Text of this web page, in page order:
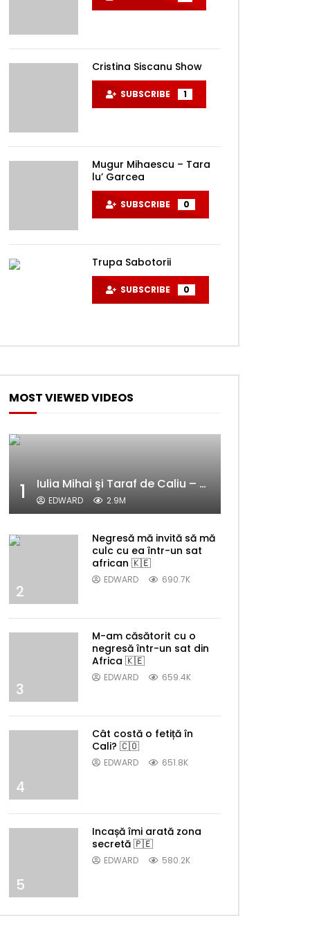
Cristina Siscanu Show
SUBSCRIBE 1
Mugur Mihaescu – Tara
lu’ Garcea
SUBSCRIBE 0
Trupa Sabotorii
SUBSCRIBE 0
MOST VIEWED VIDEOS
1 Iulia Mihai şi Taraf de Caliu – Alelele sălcioară (@#VedetaPopulară)
EDWARD 2.9M
2
Negresă mă invită să mă
culc cu ea într-un sat
african 🇰🇪
EDWARD 690.7K
3
M-am căsătorit cu o
negresă într-un sat din
Africa 🇰🇪
EDWARD 659.4K
4
Cât costă o fetiță în
Cali? 🇨🇴
EDWARD 651.8K
5
Incașă îmi arată zona
secretă 🇵🇪
EDWARD 580.2K